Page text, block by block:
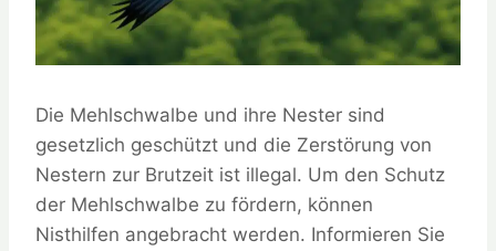
Die Mehlschwalbe und ihre Nester sind
gesetzlich geschützt und die Zerstörung von
Nestern zur Brutzeit ist illegal. Um den Schutz
der Mehlschwalbe zu fördern, können
Nisthilfen angebracht werden. Informieren Sie